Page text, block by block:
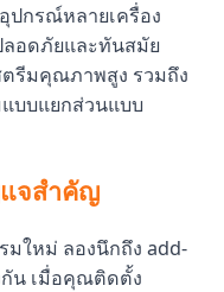
ปกรณ์หลายเครื่อง
อดภัยและทันสมัย
ตรีมคุณภาพสูง รวมถึง
แบบแยกส่วนแบบ
จสำคัญ
ใหม่ ลองนึกถึง add-
น เมื่อคุณติดตั้ง